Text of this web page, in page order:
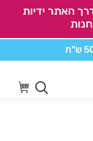
האתר ידיות